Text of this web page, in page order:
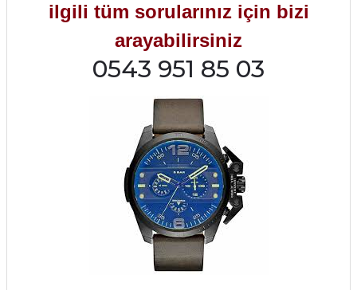
ilgili tüm sorularınız için bizi
arayabilirsiniz
0543 951 85 03